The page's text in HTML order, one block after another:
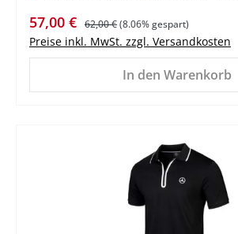
Verkaufspreis:
57,00 € Regulärer Preis:
62,00 €(8.06% gespart)
Preise inkl. MwSt. zzgl. Versandkosten
In den Warenkorb